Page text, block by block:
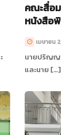
คณะสื่อ
หนังสือ
เมษายน
นายปริญญ
และนาย […]